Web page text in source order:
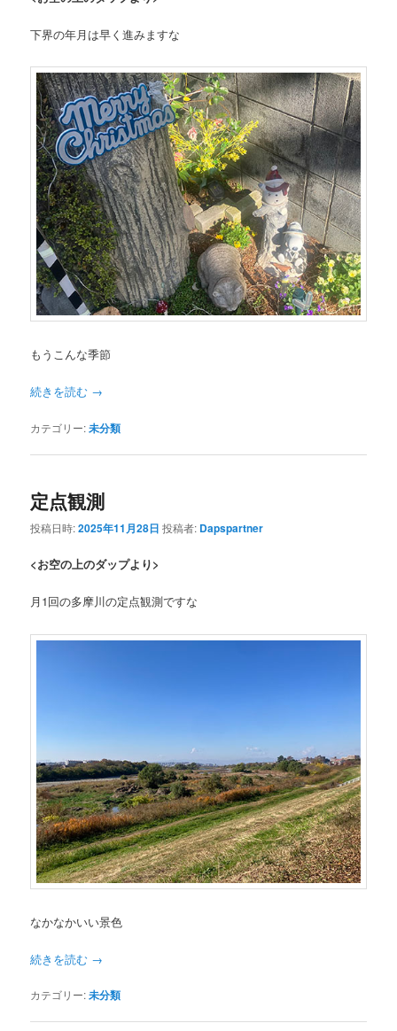
下界の年月は早く進みますな
もうこんな季節
続きを読む →
カテゴリー:未分類
定点観測
投稿日時:2025年11月28日 投稿者: Dapspartner
<お空の上のダップより>
月1回の多摩川の定点観測ですな
なかなかいい景色
続きを読む →
カテゴリー:未分類